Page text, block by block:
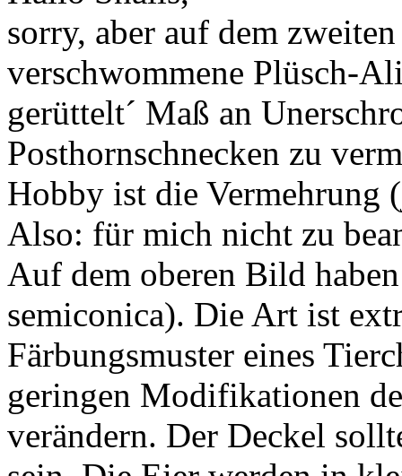
sorry, aber auf dem
verschwommene Plüsch-
gerüttelt´ Maß an
Posthornschnecken zu
Hobby ist die Vermehrung
Also: für mich nicht zu
Auf dem oberen Bild
semiconica). Die Art ist
Färbungsmuster eines
geringen Modifikationen
verändern. Der Deckel